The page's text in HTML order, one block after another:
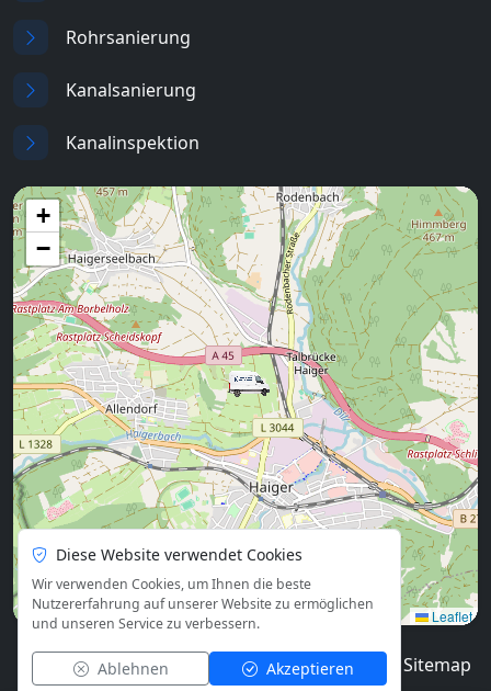
Rohrsanierung
Kanalsanierung
Kanalinspektion
+
−
Leaflet
© 2026 Blog Impressum Datenschutz Sitemap
Diese Website verwendet Cookies
Wir verwenden Cookies, um Ihnen die beste
Nutzererfahrung auf unserer Website zu ermöglichen
und unseren Service zu verbessern.
Ablehnen Akzeptieren